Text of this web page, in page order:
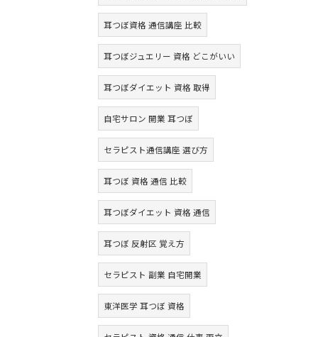
耳つぼ資格 通信講座 比較
耳つぼジュエリー 資格 どこがいい
耳つぼダイエット 資格 取得
自宅サロン 開業 耳つぼ
セラピスト通信講座 選び方
耳つぼ 資格 通信 比較
耳つぼダイエット 資格 通信
耳つぼ 反射区 覚え方
セラピスト 副業 自宅開業
東洋医学 耳つぼ 資格